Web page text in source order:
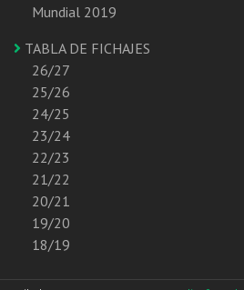
Mundial 2019
TABLA DE FICHAJES
26/27
25/26
24/25
23/24
22/23
21/22
20/21
19/20
18/19